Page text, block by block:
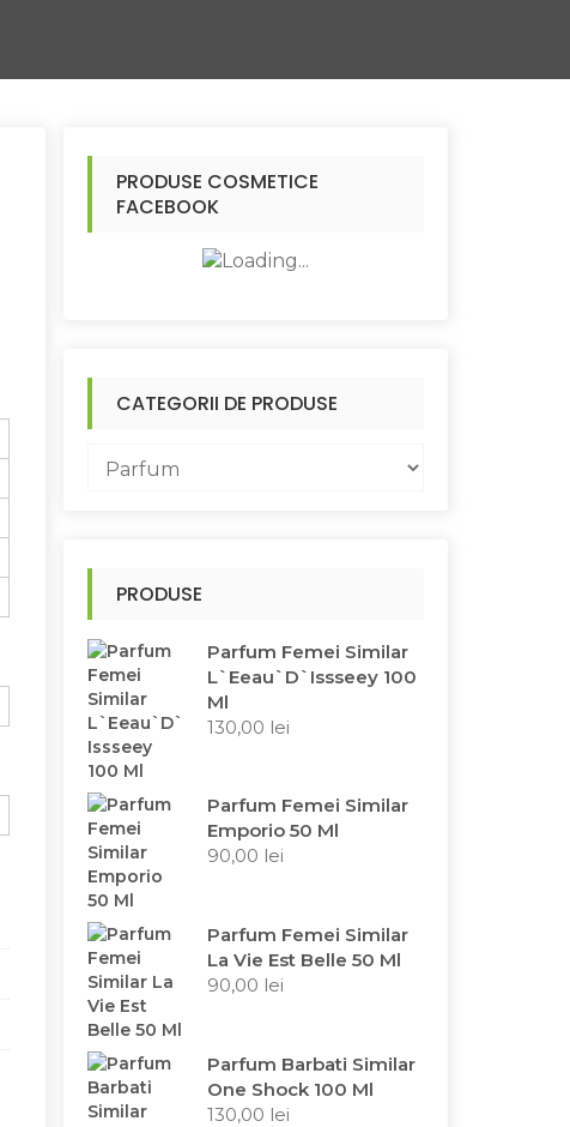
PRODUSE COSMETICE
FACEBOOK
CATEGORII DE PRODUSE
PRODUSE
Parfum Femei Similar
L`Eeau`D`Issseey 100
Ml
130,00 lei
Parfum Femei Similar
Emporio 50 Ml
90,00 lei
Parfum Femei Similar
La Vie Est Belle 50 Ml
90,00 lei
Parfum Barbati Similar
One Shock 100 Ml
130,00 lei